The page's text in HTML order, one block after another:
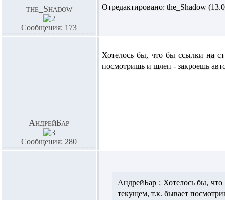
the_Shadow
Сообщения: 173
Отредактировано: the_Shadow
АндрейБар
Сообщения: 280
Хотелось бы, что бы ссылки на
посмотришь и шлеп - закроешь
АндрейБар : Хотелось бы,
текущем, т.к. бывает